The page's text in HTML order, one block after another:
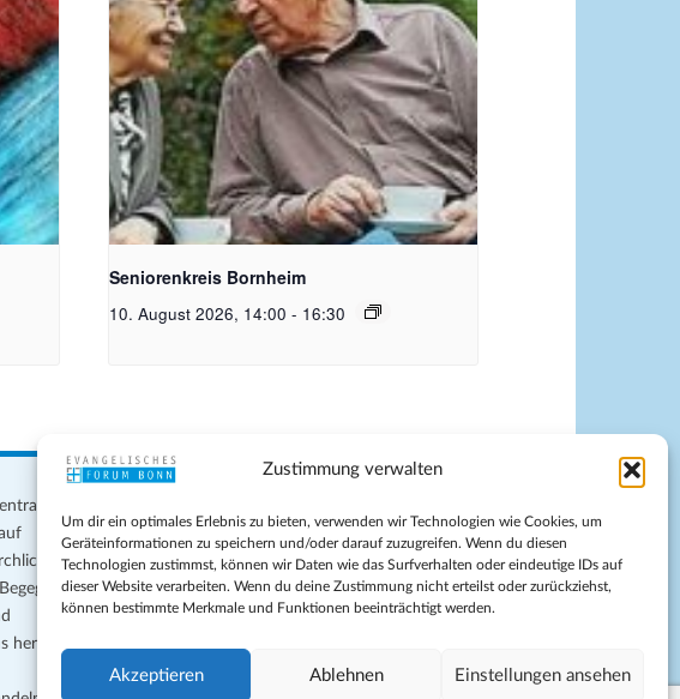
Zustimmung verwalten
Um dir ein optimales Erlebnis zu bieten, verwenden wir Technologien wie Cookies, um
Geräteinformationen zu speichern und/oder darauf zuzugreifen. Wenn du diesen
Technologien zustimmst, können wir Daten wie das Surfverhalten oder eindeutige IDs auf
dieser Website verarbeiten. Wenn du deine Zustimmung nicht erteilst oder zurückziehst,
können bestimmte Merkmale und Funktionen beeinträchtigt werden.
Akzeptieren Ablehnen Einstellungen ansehen
Bildquelle Pixabay Free
Seniorenkreis Bornheim
10. August 2026, 14:00 - 16:30
heraus
Datenschutz
Teilnahmebedingungen
Evangelische Kirche in Bonn
Cookie-Richtlinie (EU)